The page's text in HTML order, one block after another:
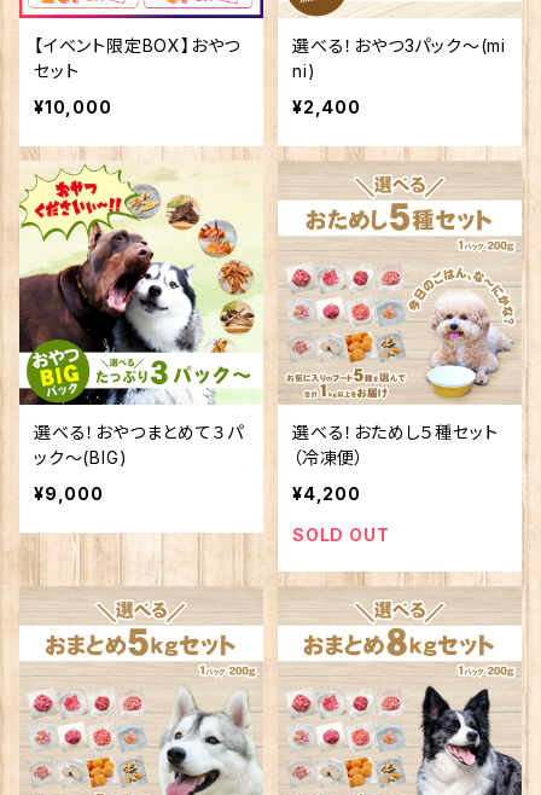
【イベント限定BOX】おやつ
セット
¥10,000
選べる！おやつ3パック～(mi
ni)
¥2,400
選べる！おやつまとめて３パ
ック～(BIG)
¥9,000
選べる！おためし５種セット
（冷凍便）
¥4,200
SOLD OUT